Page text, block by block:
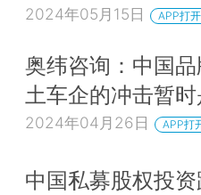
2024年05月15日 APP打开
奥纬咨询：中国
土车企的冲击暂
2024年04月26日 APP打
中国私募股权投